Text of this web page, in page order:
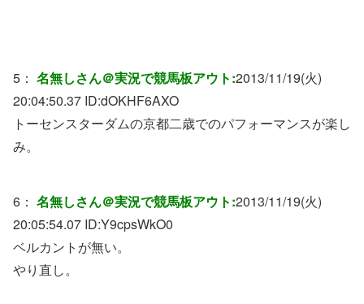
5： 名無しさん＠実況で競馬板アウト:2013/11/19(火)
20:04:50.37 ID:dOKHF6AXO
トーセンスターダムの京都二歳でのパフォーマンスが楽し
み。
6： 名無しさん＠実況で競馬板アウト:2013/11/19(火)
20:05:54.07 ID:Y9cpsWkO0
ベルカントが無い。
やり直し。